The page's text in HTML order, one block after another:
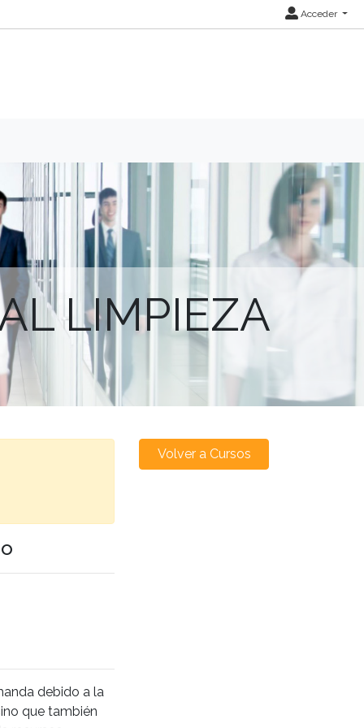
Acceder
LIMPIEZA
debido a la
que también
Volver a Cursos